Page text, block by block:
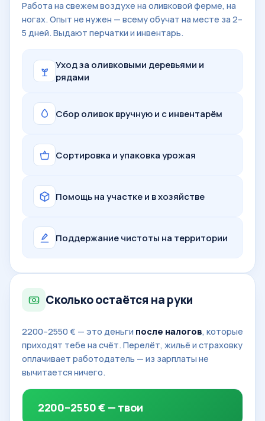
Работа на свежем воздухе на оливковой ферме, на
ногах. Опыт не нужен — всему обучат на месте за 2–
5 дней. Выдают перчатки и инвентарь.
Уход за оливковыми деревьями и
рядами
Сбор оливок вручную и с инвентарём
Сортировка и упаковка урожая
Помощь на участке и в хозяйстве
Поддержание чистоты на территории
Сколько остаётся на руки
2200–2550 € — это деньги после налогов, которые
приходят тебе на счёт. Перелёт, жильё и страховку
оплачивает работодатель — из зарплаты не
вычитается ничего.
2200–2550 € — твои